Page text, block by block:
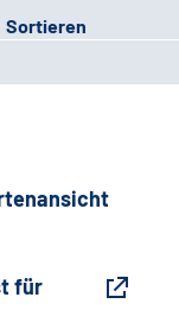
Sortieren
für